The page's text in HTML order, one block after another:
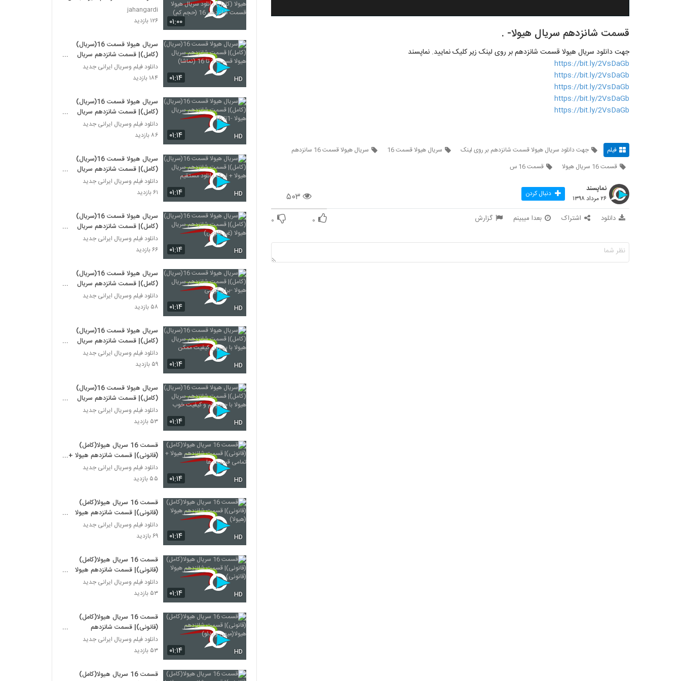
قسمت شانزدهم سریال هیولا- .
جهت دانلود سریال هیولا قسمت شانزدهم بر روی لینک زیر کلیک نمایید. نماپسند
https://bit.ly/2VsDaGb
https://bit.ly/2VsDaGb
https://bit.ly/2VsDaGb
https://bit.ly/2VsDaGb
https://bit.ly/2VsDaGb
فیلم جهت دانلود سریال هیولا قسمت شانزدهم بر روی لینک سریال هیولا قسمت 16
سریال هیولا قسمت 16 سانزدهم
قسمت 16 سریال هیولا
قسمت 16 س
۵۰۳
نماپسند
۲۶ مرداد ۱۳۹۸ دنبال کردن
دانلود اشتراک بعدا میبینم گزارش ۰ ۰
۰۱:۰۰
دانلود سریال هیولا قسمت شانزدهم
16 (حجم کم)
jahangardi
۱۲۶ بازدید
۰۱:۱۴ HD
سریال هیولا قسمت 16(سریال)
(کامل)| قسمت شانزدهم سریال
هیولا قسمت 1 تا 16 (نماشا)
دانلود فیلم وسریال ایرانی جدید
۱۸۴ بازدید
۰۱:۱۴ HD
سریال هیولا قسمت 16(سریال)
(کامل)| قسمت شانزدهم سریال
هیولا -1تا 16
دانلود فیلم وسریال ایرانی جدید
۸۶ بازدید
۰۱:۱۴ HD
سریال هیولا قسمت 16(سریال)
(کامل)| قسمت شانزدهم سریال
هیولا + لینک دانلود مستقیم
دانلود فیلم وسریال ایرانی جدید
۶۱ بازدید
۰۱:۱۴ HD
سریال هیولا قسمت 16(سریال)
(کامل)| قسمت شانزدهم سریال
هیولا (غیر قانونی)
دانلود فیلم وسریال ایرانی جدید
۶۶ بازدید
۰۱:۱۴ HD
سریال هیولا قسمت 16(سریال)
(کامل)| قسمت شانزدهم سریال
هیولا -برای گوشی
دانلود فیلم وسریال ایرانی جدید
۵۸ بازدید
۰۱:۱۴ HD
سریال هیولا قسمت 16(سریال)
(کامل)| قسمت شانزدهم سریال
هیولا با بهترین کیفیت ممکن
دانلود فیلم وسریال ایرانی جدید
۵۹ بازدید
۰۱:۱۴ HD
سریال هیولا قسمت 16(سریال)
(کامل)| قسمت شانزدهم سریال
هیولا با حجم کم و کیفیت خوب
دانلود فیلم وسریال ایرانی جدید
۵۳ بازدید
۰۱:۱۴ HD
قسمت 16 سریال هیولا(کامل)
(قانونی)| قسمت شانزدهم هیولا +
تمامی قسمت ها
دانلود فیلم وسریال ایرانی جدید
۵۵ بازدید
۰۱:۱۴ HD
قسمت 16 سریال هیولا(کامل)
(قانونی)| قسمت شانزدهم هیولا
(هیولا)
دانلود فیلم وسریال ایرانی جدید
۶۹ بازدید
۰۱:۱۴ HD
قسمت 16 سریال هیولا(کامل)
(قانونی)| قسمت شانزدهم هیولا
(قانونی)
دانلود فیلم وسریال ایرانی جدید
۵۳ بازدید
۰۱:۱۴ HD
قسمت 16 سریال هیولا(کامل)
(قانونی)| قسمت شانزدهم
هیولا(میهن ویدئو)
دانلود فیلم وسریال ایرانی جدید
۵۳ بازدید
قسمت 16 سریال هیولا(کامل)